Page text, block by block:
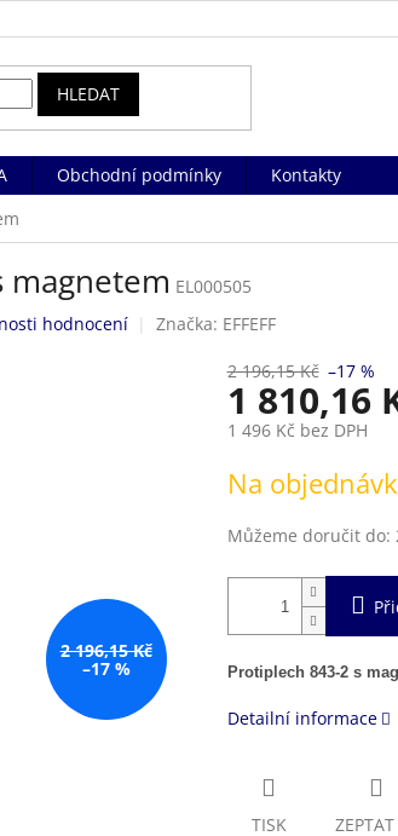
HLEDAT
Obchodní podmínky
Kontakty
magnetem EL000505
hodnocení Značka: EFFEFF
2 196,15 Kč
–17 %
2 196,15 Kč –17 %
1 810,16
1 496 Kč bez DPH
cena:
Na
Můžeme doručit do:
Protiplech 843-2 s
Detailní informace
TISK ZEPTAT